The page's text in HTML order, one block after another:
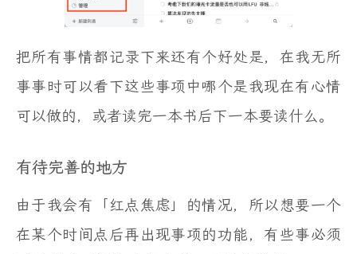
把所有事情都记录下来还有个好处是，在我无所
事事时可以看下这些事项中哪个是我现在有心情
可以做的，或者读完一本书后下一本要读什么。
有待完善的地方
由于我会有「红点焦虑」的情况，所以想要一个
在某个时间点后再出现事项的功能，有些事必须